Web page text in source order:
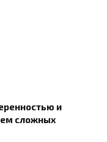
и
сложных